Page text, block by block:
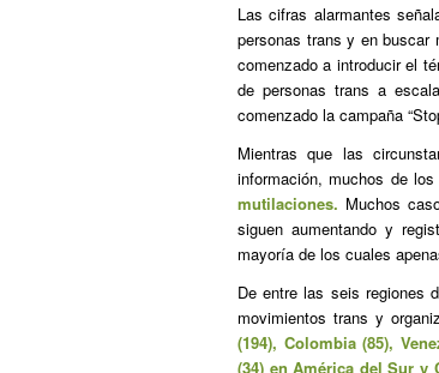
Las cifras alarmantes
personas trans y en buscar
comenzado a introducir el
de personas trans a
comenzado la campaña
Mientras que las
información, muchos de
mutilaciones. Muchos
siguen aumentando y
mayoría de los cuales
De entre las seis regiones
movimientos trans y
(194), Colombia (85),
(34) en América del Sur y